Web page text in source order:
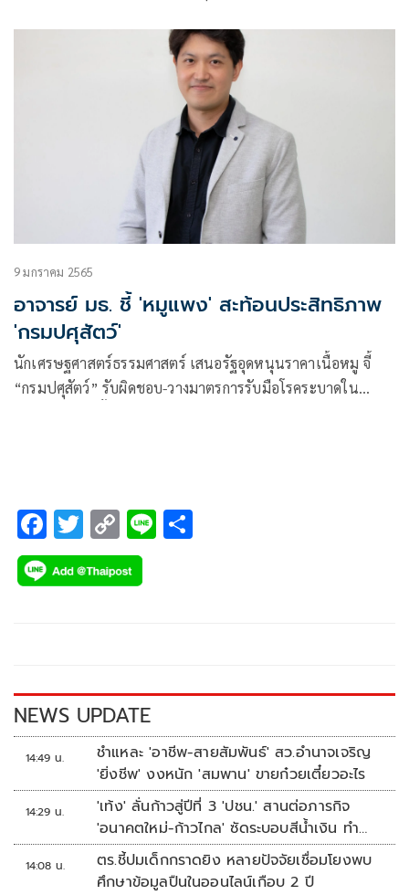
ส.ส. กทม. โฆษกพรรคเพื่อไทย ร่วมแถลงข่าวถึงสถานการณ์พบ
การแพร่ระบาดของโรคลัมปีสกินระบาดหนักในสัตว์อีกครั้ง
9 มกราคม 2565
อาจารย์ มธ. ชี้ 'หมูแพง' สะท้อนประสิทธิภาพ
'กรมปศุสัตว์'
นักเศรษฐศาสตร์ธรรมศาสตร์ เสนอรัฐอุดหนุนราคาเนื้อหมู จี้
“กรมปศุสัตว์” รับผิดชอบ-วางมาตรการรับมือโรคระบาดใน
F
ac
e
k
T
wi
tt
C
o
p
k
Li
NEWS UPDATE
14:49 น.
ชำแหละ 'อาชีพ-สายสัมพันธ์' สว.อำนาจเจริญ
'ยิ่งชีพ' งงหนัก 'สมพาน' ขายก๋วยเตี๋ยวอะไร
14:29 น.
'เท้ง' ลั่นก้าวสู่ปีที่ 3 'ปชน.' สานต่อภารกิจ
'อนาคตใหม่-ก้าวไกล' ซัดระบอบสีน้ำเงิน ทำ
หลักนิติรัฐ-นิติธรรมสั่นคลอน
14:08 น.
ตร.ชี้ปมเด็กกราดยิง หลายปัจจัยเชื่อมโยงพบ
ศึกษาข้อมูลปืนในออนไลน์เกือบ 2 ปี